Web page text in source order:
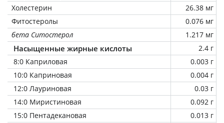
Холестерин
26.38 мг
Фитостеролы
0.076 мг
бета Ситостерол
1.217 мг
Насыщенные жирные кислоты
2.4 г
8:0 Каприловая
0.003 г
10:0 Каприновая
0.004 г
12:0 Лауриновая
0.03 г
14:0 Миристиновая
0.092 г
15:0 Пентадекановая
0.013 г